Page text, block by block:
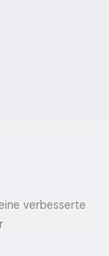
verbesserte